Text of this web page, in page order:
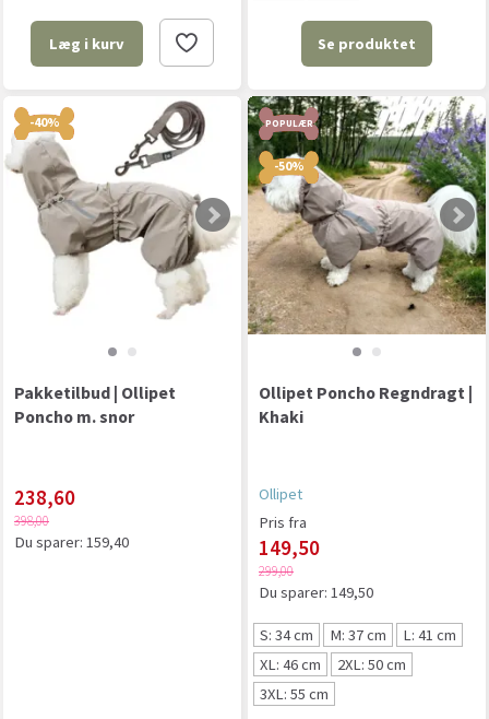
Læg i kurv Se produktet
-40%
Pakketilbud | Ollipet
Poncho m. snor
238,60
398,00
Du sparer: 159,40
POPULÆR
-50%
Ollipet Poncho Regndragt |
Khaki
Ollipet
Pris fra
149,50
299,00
Du sparer: 149,50
S: 34 cm M: 37 cm
L: 41 cm
XL: 46 cm
2XL: 50 cm
3XL: 55 cm